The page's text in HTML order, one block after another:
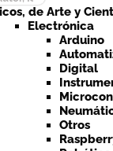
de Arte y
Electrónica
Arduino
Digital
Otros